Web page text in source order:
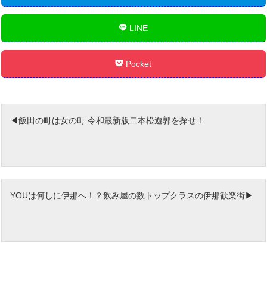
LINE
Pocket
飯田の町は女の町 令和最新版二本松遊郭を探せ！
YOUは何しに伊那へ！？飲み屋の数トップクラスの伊那歓楽街